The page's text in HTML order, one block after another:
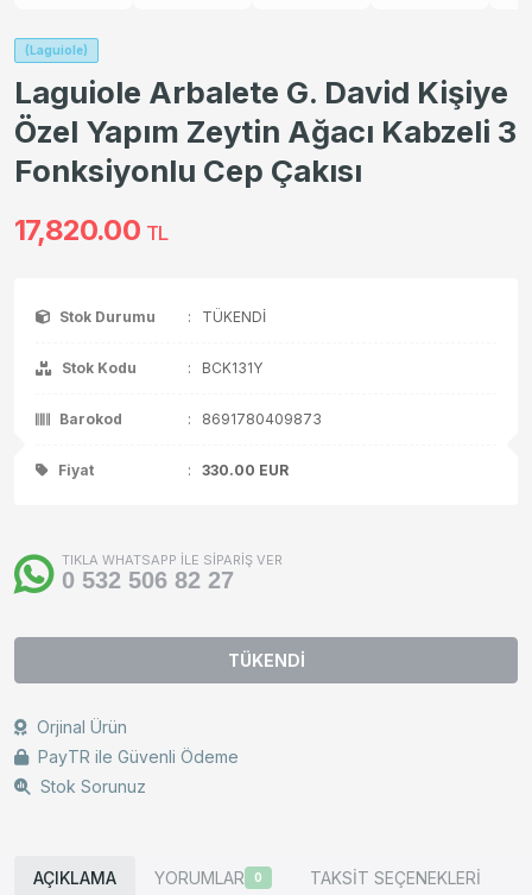
(Laguiole)
Laguiole Arbalete G. David Kişiye
Özel Yapım Zeytin Ağacı Kabzeli 3
Fonksiyonlu Cep Çakısı
17,820.00 TL
Stok Durumu : TÜKENDİ
Stok Kodu : BCK131Y
Barokod : 8691780409873
Fiyat : 330.00 EUR
TIKLA WHATSAPP İLE SİPARİŞ VER
0 532 506 82 27
TÜKENDİ
Orjinal Ürün
PayTR ile Güvenli Ödeme
Stok Sorunuz
AÇIKLAMA YORUMLAR 0 TAKSİT SEÇENEKLERİ